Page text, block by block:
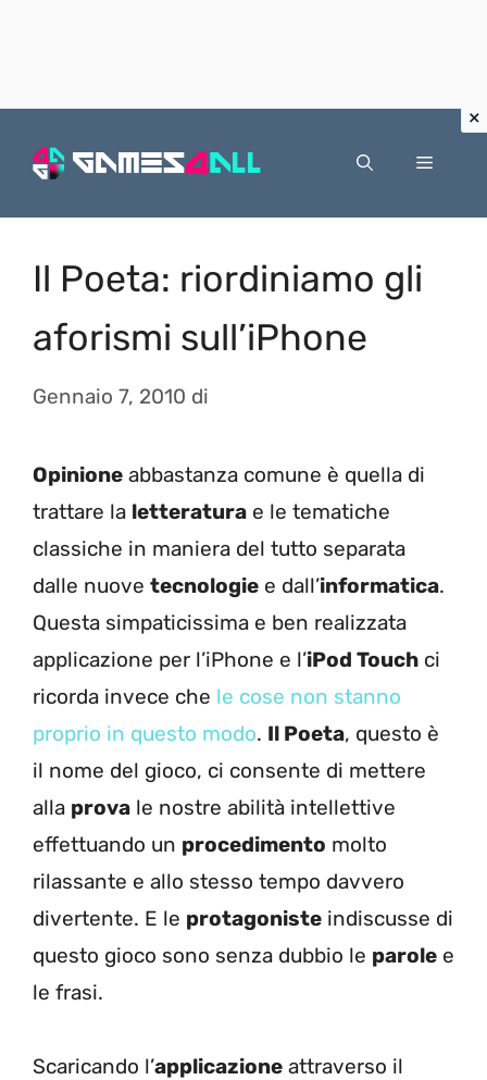
Menu
Il Poeta: riordiniamo gli
aforismi sull’iPhone
Gennaio 7, 2010 di
Opinione abbastanza comune è quella di
trattare la letteratura e le tematiche
classiche in maniera del tutto separata
dalle nuove tecnologie e dall’informatica.
Questa simpaticissima e ben realizzata
applicazione per l’iPhone e l’iPod Touch ci
ricorda invece che le cose non stanno
proprio in questo modo. Il Poeta, questo è
il nome del gioco, ci consente di mettere
alla prova le nostre abilità intellettive
effettuando un procedimento molto
rilassante e allo stesso tempo davvero
divertente. E le protagoniste indiscusse di
questo gioco sono senza dubbio le parole e
le frasi.
Scaricando l’applicazione attraverso il